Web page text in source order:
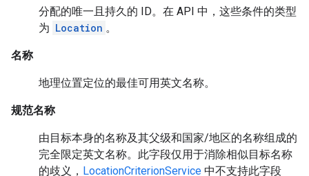
分配的唯一且持久的 ID。在 API 中，这些条件的类型
为 Location 。
名称
地理位置定位的最佳可用英文名称。
规范名称
由目标本身的名称及其父级和国家/地区的名称组成的
完全限定英文名称。此字段仅用于消除相似目标名称
的歧义， LocationCriterionService 中不支持此字段